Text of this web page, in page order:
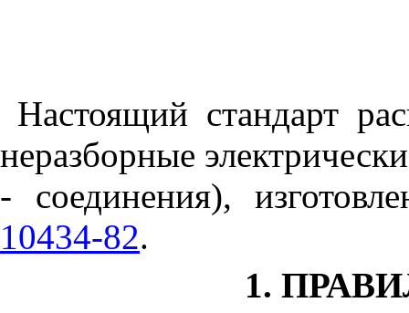
Настоящий стандарт
неразборные
- соединения),
10434-82.
1.